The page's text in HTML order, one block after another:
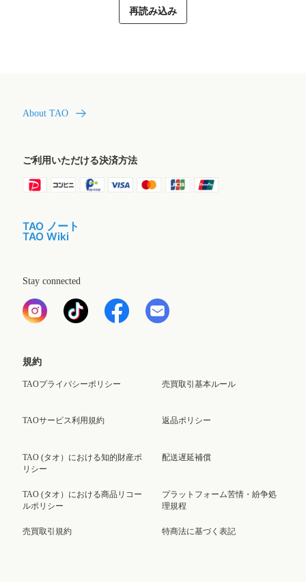
再読み込み
About TAO
ご利用いただける決済方法
TAO ノート
TAO Wiki
Stay connected
規約
TAOプライバシーポリシー
TAOサービス利用規約
TAO (タオ）における知的財産ポ
リシー
TAO (タオ）における商品リコー
ルポリシー
売買取引規約
売買取引基本ルール
返品ポリシー
配送遅延補償
プラットフォーム苦情・紛争処
理規程
特商法に基づく表記